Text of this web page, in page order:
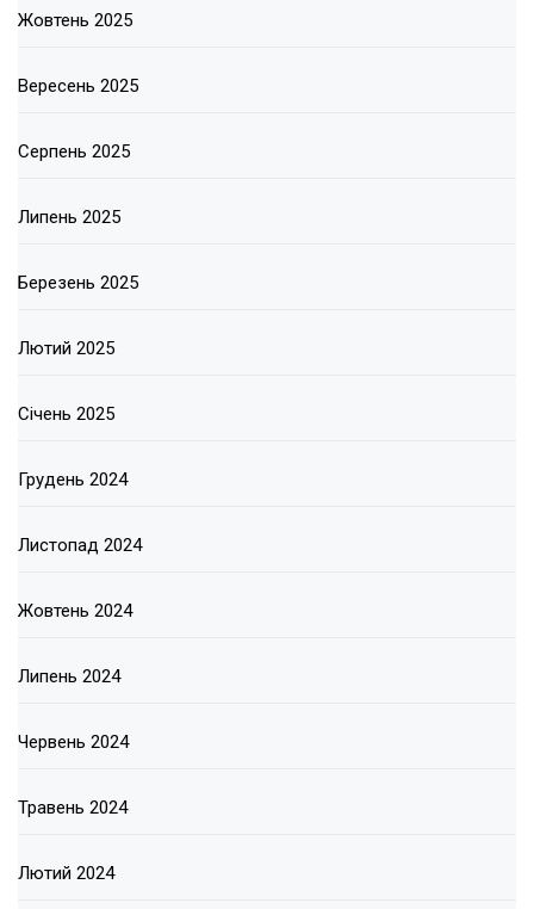
Жовтень 2025
Вересень 2025
Серпень 2025
Липень 2025
Березень 2025
Лютий 2025
Січень 2025
Грудень 2024
Листопад 2024
Жовтень 2024
Липень 2024
Червень 2024
Травень 2024
Лютий 2024